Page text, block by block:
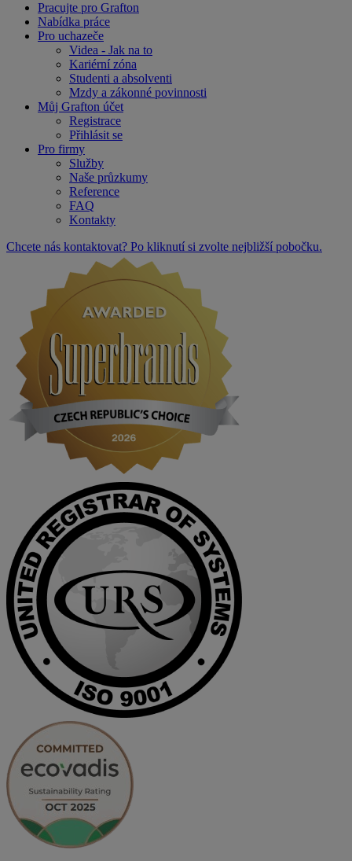
Pracujte pro Grafton
Nabídka práce
Pro uchazeče
Videa - Jak na to
Kariérní zóna
Studenti a absolventi
Mzdy a zákonné povinnosti
Můj Grafton účet
Registrace
Přihlásit se
Pro firmy
Služby
Naše průzkumy
Reference
FAQ
Kontakty
Chcete nás kontaktovat? Po kliknutí si zvolte nejbližší pobočku.